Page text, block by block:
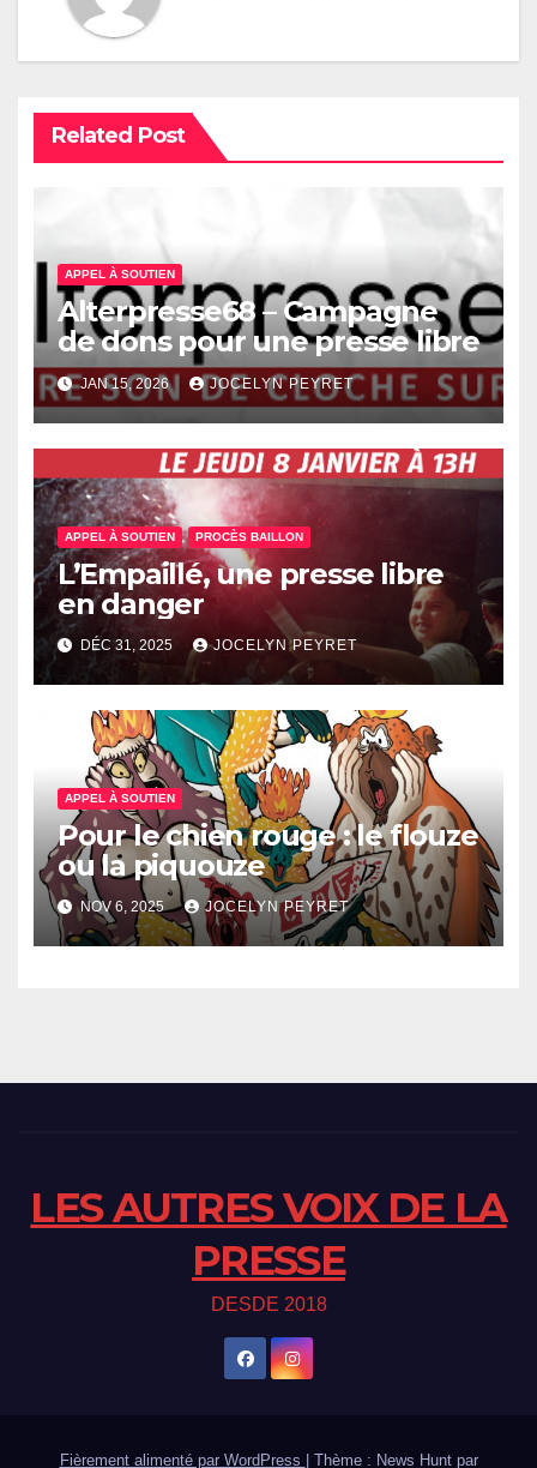
Related Post
APPEL À SOUTIEN
Alterpresse68 – Campagne
de dons pour une presse libre
JAN 15, 2026 JOCELYN PEYRET
APPEL À SOUTIEN PROCÈS BAILLON
L’Empaillé, une presse libre
en danger
DÉC 31, 2025 JOCELYN PEYRET
APPEL À SOUTIEN
Pour le chien rouge : le flouze
ou la piquouze
NOV 6, 2025 JOCELYN PEYRET
LES AUTRES VOIX DE LA
PRESSE
DESDE 2018
Fièrement alimenté par WordPress Thème : News Hunt par